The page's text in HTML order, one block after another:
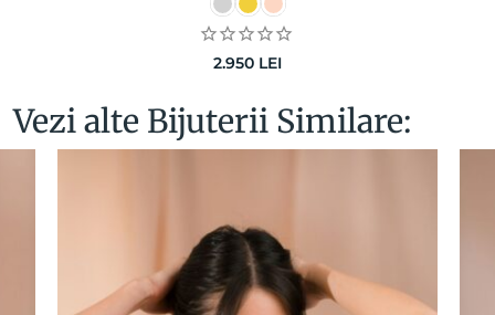
2.950 LEI
Vezi alte Bijuterii Similare: